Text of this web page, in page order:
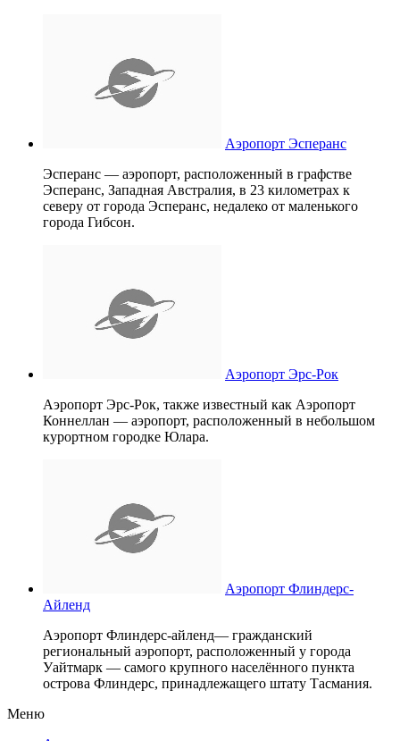
Аэропорт Эсперанс
Эсперанс — аэропорт, расположенный в графстве
Эсперанс, Западная Австралия, в 23 километрах к
северу от города Эсперанс, недалеко от маленького
города Гибсон.
Аэропорт Эрс-Рок
Аэропорт Эрс-Рок, также известный как Аэропорт
Коннеллан — аэропорт, расположенный в небольшом
курортном городке Юлара.
Аэропорт Флиндерс-
Айленд
Аэропорт Флиндерс-айленд— гражданский
региональный аэропорт, расположенный у города
Уайтмарк — самого крупного населённого пункта
острова Флиндерс, принадлежащего штату Тасмания.
Меню